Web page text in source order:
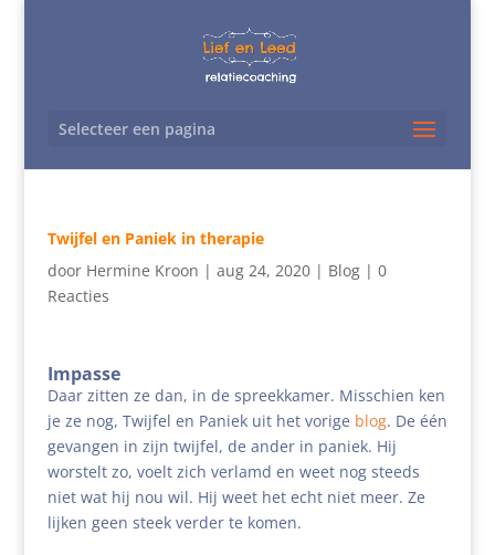
Selecteer een pagina
Twijfel en Paniek in therapie
door Hermine Kroon | aug 24, 2020| Blog| 0
Reacties
Impasse
Daar zitten ze dan, in de spreekkamer. Misschien ken
je ze nog, Twijfel en Paniek uit het vorige blog. De één
gevangen in zijn twijfel, de ander in paniek. Hij
worstelt zo, voelt zich verlamd en weet nog steeds
niet wat hij nou wil. Hij weet het echt niet meer. Ze
lijken geen steek verder te komen.